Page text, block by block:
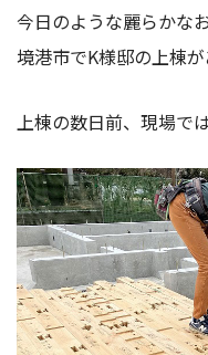
今日のような麗らかな
境港市でK様邸の上棟が
上棟の数日前、現場で